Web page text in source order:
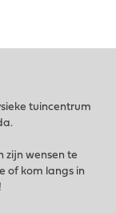
tuincentrum
zijn wensen te
of kom langs in